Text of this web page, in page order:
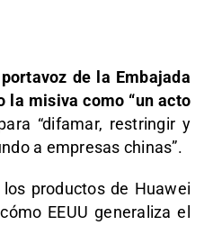
de la Embajada
la misiva como “un acto
“difamar, restringir y
a empresas chinas”.
productos de Huawei
EEUU generaliza el